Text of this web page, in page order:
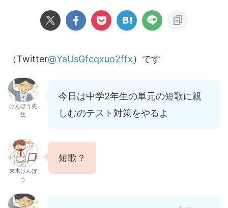
（Twitter@YaUsGfcqxuo2ffx）です
けんぼう先
生
今日は中学2年生の単元の短歌に親
しむのテスト対策をやるよ
未来けんぼ
う
短歌？